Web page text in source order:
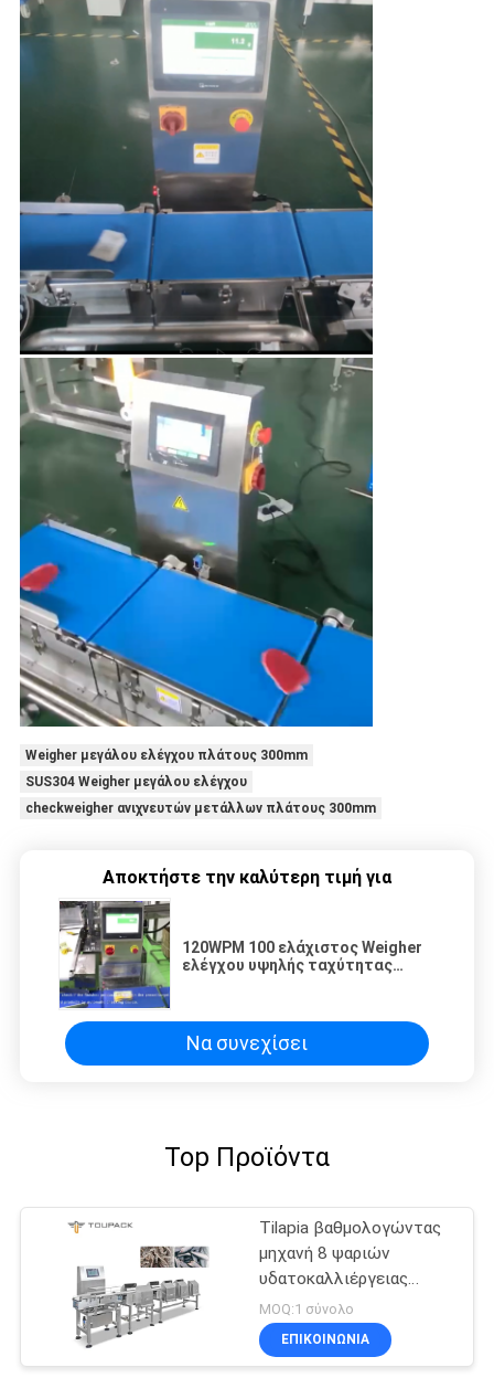
Weigher μεγάλου ελέγχου πλάτους 300mm
SUS304 Weigher μεγάλου ελέγχου
checkweigher ανιχνευτών μετάλλων πλάτους 300mm
Αποκτήστε την καλύτερη τιμή για
120WPM 100 ελάχιστος Weigher
ελέγχου υψηλής ταχύτητας
Να συνεχίσει
Top Προϊόντα
Tilapia βαθμολογώντας
μηχανή 8 ψαριών
υδατοκαλλιέργειας
βαθμολογώντας μηχανή
βάρους καναλιών
MOQ:1 σύνολο
ΕΠΙΚΟΙΝΩΝΙΑ